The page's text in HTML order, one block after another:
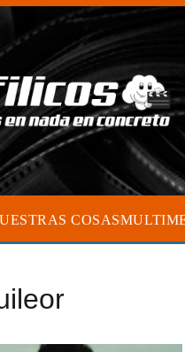
COSAS